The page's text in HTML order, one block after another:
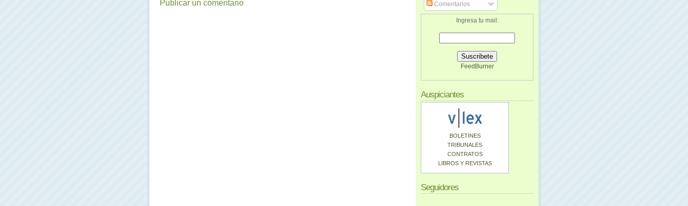
Publicar un comentario Comentarios
Ingresa tu mail:
FeedBurner
Auspiciantes
BOLETINES
TRIBUNALES
CONTRATOS
LIBROS Y REVISTAS
Seguidores